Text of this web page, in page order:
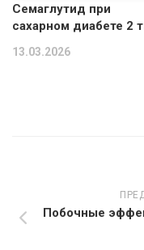
Семаглутид при
сахарном диабете 2
13.03.2026
Побочные